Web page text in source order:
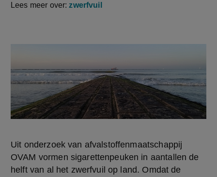
Lees meer over:zwerfvuil
Uit onderzoek van afvalstoffenmaatschappij
OVAM vormen sigarettenpeuken in aantallen de
helft van al het zwerfvuil op land. Omdat de